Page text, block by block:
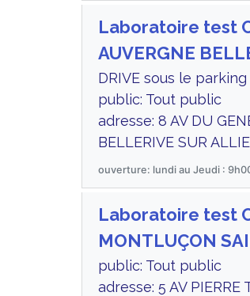
Laboratoire test
AUVERGNE
DRIVE sous le
public: Tout public
adresse: 8 AV DU
BELLERIVE SUR
ouverture: lundi au Jeudi :
Laboratoire test
MONTLUÇON
public: Tout public
adresse: 5 AV PIERRE